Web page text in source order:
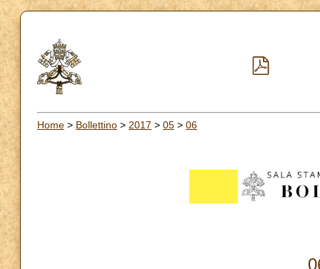
Home > Bollettino > 2017 > 05 > 06